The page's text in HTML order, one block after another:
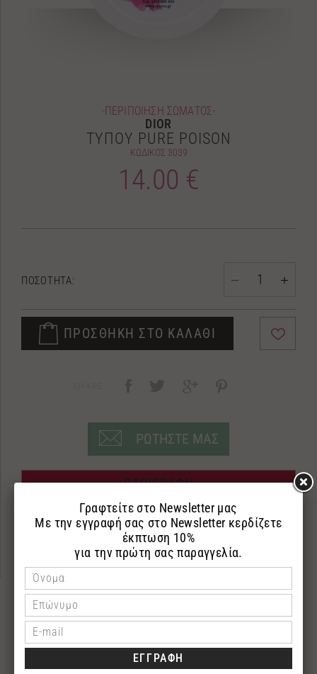
-ΠΕΡΙΠΟΙΗΣΗ ΣΩΜΑΤΟΣ-
DIOR
ΤΥΠΟΥ PURE POISON
ΚΩΔΙΚΟΣ 3039
14.00 €
ΠΟΣΟΤΗΤΑ:
ΠΡΟΣΘΗΚΗ ΣΤΟ ΚΑΛΑΘΙ
ΡΩΤΗΣΤΕ ΜΑΣ
ΠΕΡΙΓΡΑΦΗ
ΕΠΙΣΤΡΟΦΕΣ
ΠΛΗΡΩΜΗ
200ml Body butter
Body Butter χωρίς parabens,με βιολογικό λάδι
ελιάς,βιταμίνη Ε,shea butter,βούτυρο κακάου και
λάδι
καρύδας.